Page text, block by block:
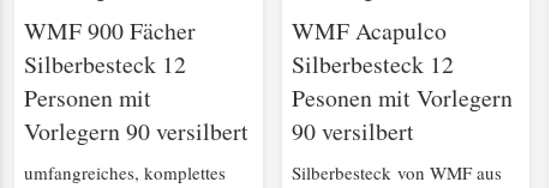
WMF 900 Fächer
Silberbesteck 12
Personen mit
Vorlegern 90 versilbert
umfangreiches, komplettes
WMF Acapulco
Silberbesteck 12
Pesonen mit Vorlegern
90 versilbert
Silberbesteck von WMF aus